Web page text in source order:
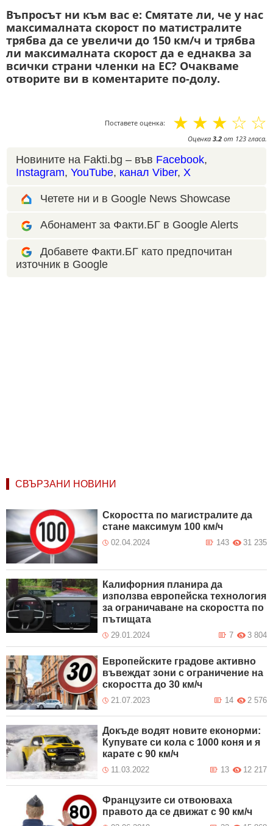
Въпросът ни към вас е: Смятате ли, че у нас
максималната скорост по матистралите
трябва да се увеличи до 150 км/ч и трябва
ли максималната скорост да е еднаква за
всички страни членки на ЕС? Очакваме
отворите ви в коментарите по-долу.
Поставете оценка: ☆
☆
☆
☆
☆
Оценка 3.2 от 123 гласа.
Новините на Fakti.bg – във Facebook,
Instagram, YouTube, канал Viber, X
Четете ни и в Google News Showcase
Абонамент за Факти.БГ в Google Alerts
Добавете Факти.БГ като предпочитан
източник в Google
СВЪРЗАНИ НОВИНИ
Скоростта по магистралите да
стане максимум 100 км/ч
02.04.2024 31 235
143
Калифорния планира да
използва европейска технология
за ограничаване на скоростта по
пътищата
29.01.2024 3 804
7
Европейските градове активно
въвеждат зони с ограничение на
скоростта до 30 км/ч
21.07.2023 2 576
14
Докъде водят новите еконорми:
Купувате си кола с 1000 коня и я
карате с 90 км/ч
11.03.2022 12 217
13
Французите си отвоюваха
правото да се движат с 90 км/ч